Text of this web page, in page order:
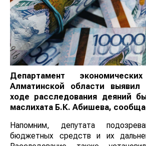
Департамент
Алматинской области
ходе расследования деяний
маслихата Б.К. Абишева,
Напомним, депутата
бюджетных средств и их